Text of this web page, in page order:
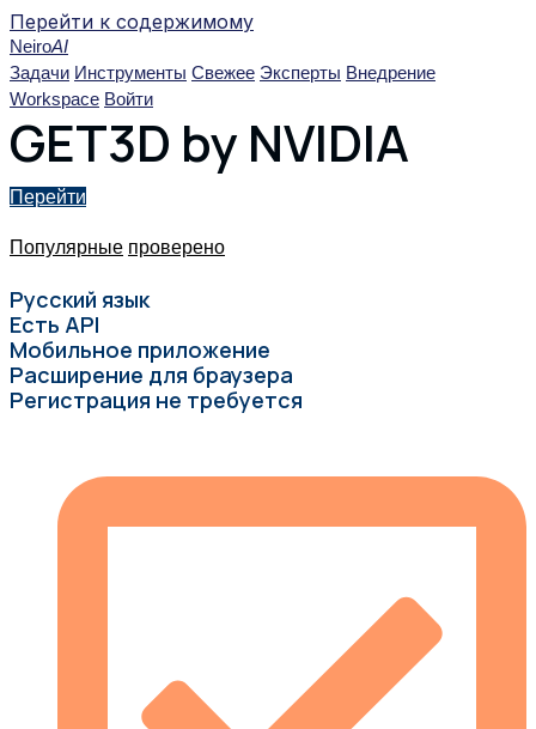
Перейти к содержимому
NeiroAI
Задачи Инструменты Свежее Эксперты Внедрение
Workspace Войти
GET3D by NVIDIA
Перейти
Популярные проверено
Русский язык
Есть API
Мобильное приложение
Расширение для браузера
Регистрация не требуется